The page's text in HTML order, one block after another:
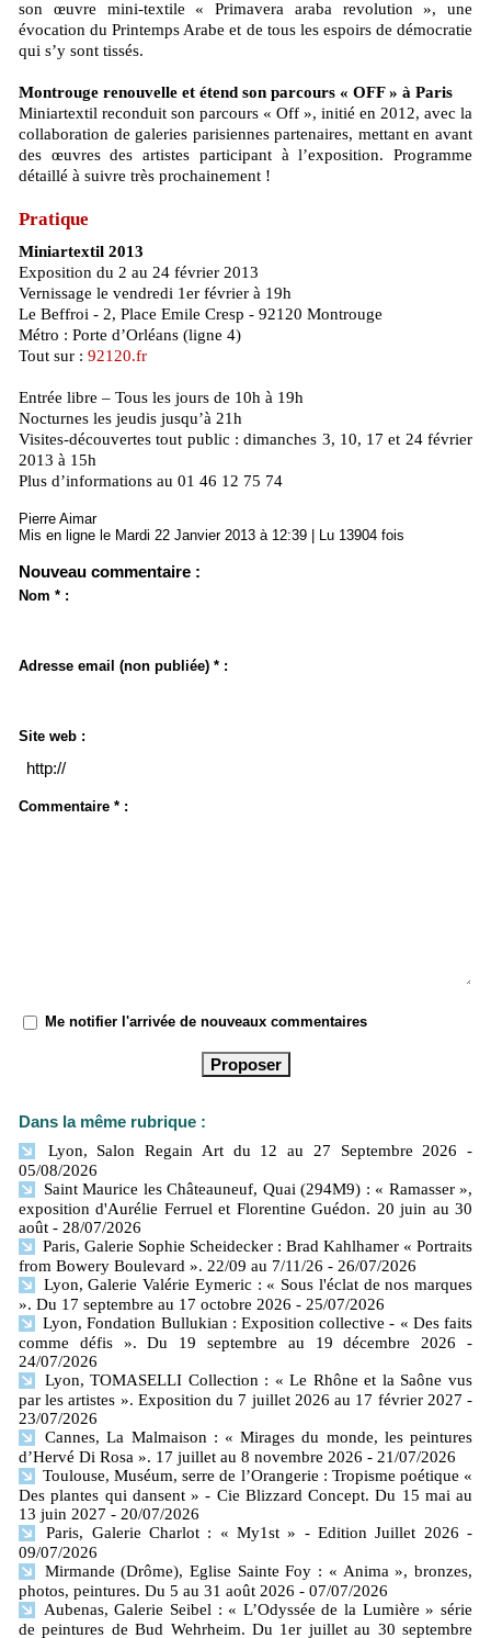
son œuvre mini-textile « Primavera araba revolution », une
évocation du Printemps Arabe et de tous les espoirs de démocratie
qui s’y sont tissés.
Montrouge renouvelle et étend son parcours « OFF » à Paris
Miniartextil reconduit son parcours « Off », initié en 2012, avec la
collaboration de galeries parisiennes partenaires, mettant en avant
des œuvres des artistes participant à l’exposition. Programme
détaillé à suivre très prochainement !
Pratique
Miniartextil 2013
Exposition du 2 au 24 février 2013
Vernissage le vendredi 1er février à 19h
Le Beffroi - 2, Place Emile Cresp - 92120 Montrouge
Métro : Porte d’Orléans (ligne 4)
Tout sur : 92120.fr
Entrée libre – Tous les jours de 10h à 19h
Nocturnes les jeudis jusqu’à 21h
Visites-découvertes tout public : dimanches 3, 10, 17 et 24 février
2013 à 15h
Plus d’informations au 01 46 12 75 74
Pierre Aimar
Mis en ligne le Mardi 22 Janvier 2013 à 12:39 | Lu 13904 fois
Nouveau commentaire :
Nom * :
Adresse email (non publiée) * :
Site web :
Commentaire * :
Me notifier l'arrivée de nouveaux commentaires
Dans la même rubrique :
Lyon, Salon Regain Art du 12 au 27 Septembre 2026
-
05/08/2026
Saint Maurice les Châteauneuf, Quai (294M9) : « Ramasser »,
exposition d'Aurélie Ferruel et Florentine Guédon. 20 juin au 30
août - 28/07/2026
Paris, Galerie Sophie Scheidecker : Brad Kahlhamer « Portraits
from Bowery Boulevard ». 22/09 au 7/11/26 - 26/07/2026
Lyon, Galerie Valérie Eymeric : « Sous l'éclat de nos marques
». Du 17 septembre au 17 octobre 2026 - 25/07/2026
Lyon, Fondation Bullukian : Exposition collective - « Des faits
comme défis ». Du 19 septembre au 19 décembre 2026
-
24/07/2026
Lyon, TOMASELLI Collection : « Le Rhône et la Saône vus
par les artistes ». Exposition du 7 juillet 2026 au 17 février 2027 -
23/07/2026
Cannes, La Malmaison : « Mirages du monde, les peintures
d’Hervé Di Rosa ». 17 juillet au 8 novembre 2026 - 21/07/2026
Toulouse, Muséum, serre de l’Orangerie : Tropisme poétique «
Des plantes qui dansent » - Cie Blizzard Concept. Du 15 mai au
13 juin 2027 - 20/07/2026
Paris, Galerie Charlot : « My1st » - Edition Juillet 2026 -
09/07/2026
Mirmande (Drôme), Eglise Sainte Foy : « Anima », bronzes,
photos, peintures. Du 5 au 31 août 2026 - 07/07/2026
Aubenas, Galerie Seibel : « L’Odyssée de la Lumière » série
de peintures de Bud Wehrheim. Du 1er juillet au 30 septembre